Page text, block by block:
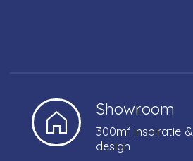
Showroom
300m² inspiratie &
design